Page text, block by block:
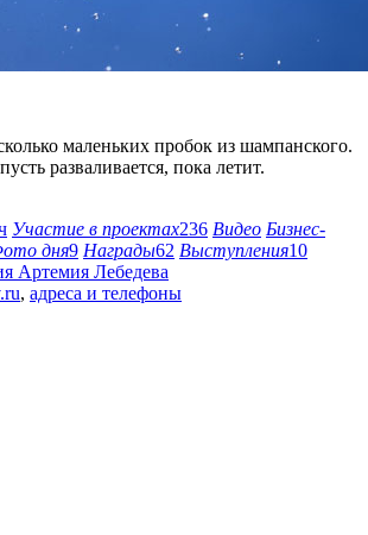
маленьких пробок из шампанского.
разваливается, пока летит.
Участие в проектах236 Видео Бизнес-
дня9 Награды62 Выступления10
Артемия Лебедева
, адреса и телефоны